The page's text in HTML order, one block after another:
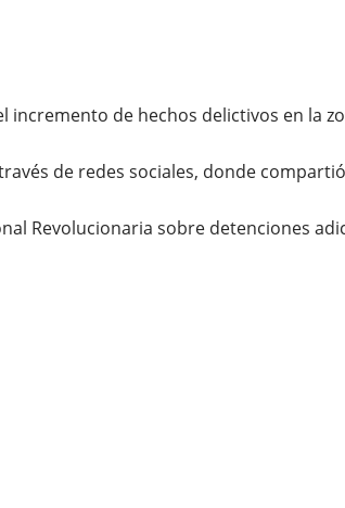
de hechos delictivos en la
de redes sociales, donde
Revolucionaria sobre detenciones